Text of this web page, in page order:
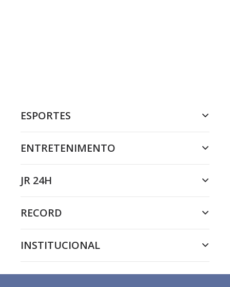
ESPORTES
ENTRETENIMENTO
JR 24H
RECORD
INSTITUCIONAL